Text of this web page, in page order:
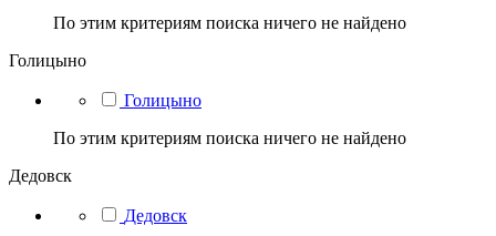
По этим критериям поиска ничего не найдено
Голицыно
Голицыно
По этим критериям поиска ничего не найдено
Дедовск
Дедовск